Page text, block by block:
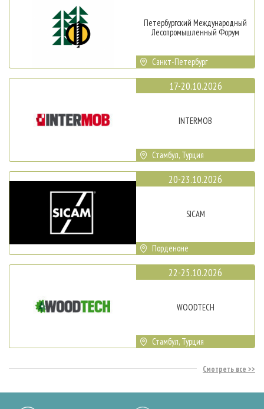
Петербургский Международный
Лесопромышленный Форум
Санкт-Петербург
17-20.10.2026
INTERMOB
Стамбул, Турция
20-23.10.2026
SICAM
Порденоне
22-25.10.2026
WOODTECH
Стамбул, Турция
Смотреть все